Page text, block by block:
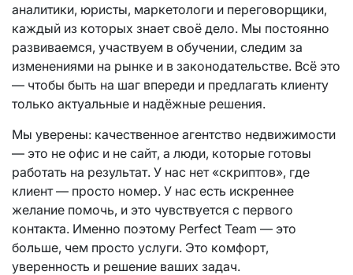
аналитики, юристы, маркетологи и переговорщики,
каждый из которых знает своё дело. Мы постоянно
развиваемся, участвуем в обучении, следим за
изменениями на рынке и в законодательстве. Всё это
— чтобы быть на шаг впереди и предлагать клиенту
только актуальные и надёжные решения.
Мы уверены: качественное агентство недвижимости
— это не офис и не сайт, а люди, которые готовы
работать на результат. У нас нет «скриптов», где
клиент — просто номер. У нас есть искреннее
желание помочь, и это чувствуется с первого
контакта. Именно поэтому Perfect Team — это
больше, чем просто услуги. Это комфорт,
уверенность и решение ваших задач.